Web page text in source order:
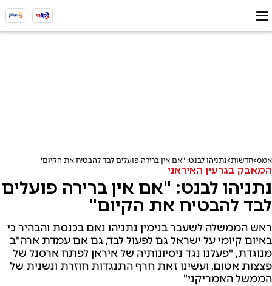
אמס חדשות נתניהו לבנט: "אם אין ברירה פועלים לבד להבטיח את הקיום"
המאבק בגרעין האיראני
נתניהו לבנט: "אם אין ברירה פועלים
לבד להבטיח את הקיום"
ראש הממשלה לשעבר בנימין נתניהו נאם בכנסת והבהיר כי
באיום קיומי על ישראל גם לפעול לבד, גם אם עמדת ארה"ב
מנוגדת, "פעלנו נגד ניסיונותיה של איראן לפתח ארסנל של
פצצות אטום, ועשינו זאת חרף התנגדות חוזרת ונשנית של
הממשל האמריקני"